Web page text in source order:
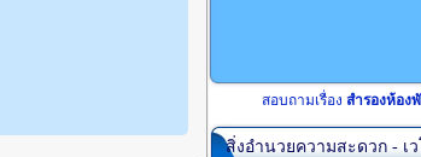
สอบถามเรื่อง สำรองห้อง
สิ่งอำนวยความสะดวก - เ